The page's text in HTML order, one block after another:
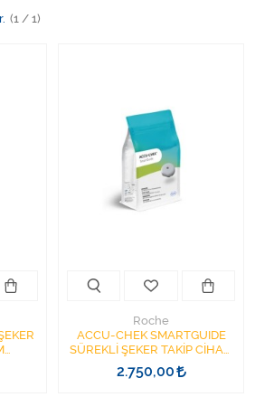
(1 / 1)
Roche
ACCU-CHEK SMARTGUIDE
SÜREKLİ ŞEKER TAKİP CİHAZI
CGM CONTINUOUS GLUCOSE
MONITORING
2.750,00